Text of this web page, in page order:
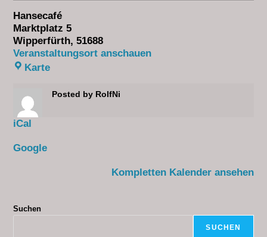
Hansecafé
Marktplatz 5
Wipperfürth,51688
Veranstaltungsort anschauen
Karte
Posted by RolfNi
iCal
Google
Kompletten Kalender ansehen
Suchen
SUCHEN